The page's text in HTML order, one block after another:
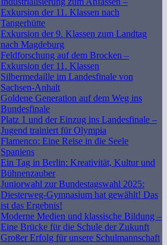
Exkursion der 11. Klassen nach
Tangerhütte
Exkursion der 9. Klassen zum Landtag
nach Magdeburg
Feldforschung auf dem Brocken –
Exkursion der 11. Klassen
Silbermedaille im Landesfinale von
Sachsen-Anhalt
Goldene Generation auf dem Weg ins
Bundesfinale
Platz 1 und der Einzug ins Landesfinale –
Jugend trainiert für Olympia
Flamenco: Eine Reise in die Seele
Spaniens
Ein Tag in Berlin: Kreativität, Kultur und
Bühnenzauber
Juniorwahl zur Bundestagswahl 2025:
Diesterweg-Gymnasium hat gewählt! Das
ist das Ergebnis!
Moderne Medien und klassische Bildung –
Eine Brücke für die Schule der Zukunft
Großer Erfolg für unsere Schulmannschaft